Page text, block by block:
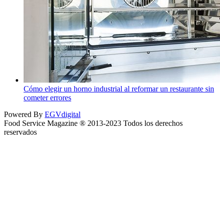
Cómo elegir un horno industrial al reformar un restaurante sin
cometer errores
Powered By EGVdigital
Food Service Magazine ® 2013-2023 Todos los derechos
reservados